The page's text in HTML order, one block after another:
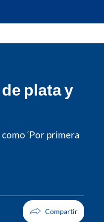
plata y
‘Por primera